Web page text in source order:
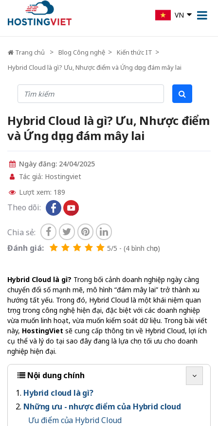
VN
Trang chủ Blog Công nghệ
Kiến thức IT
Hybrid Cloud là gì? Ưu, Nhược điểm và Ứng dụng đám mây lai
Hybrid Cloud là gì? Ưu, Nhược điểm
và Ứng dụng đám mây lai
Ngày đăng: 24/04/2025
Tác giả: Hostingviet
Lượt xem: 189
Theo dõi:
Chia sẻ:
Đánh giá:
5/5 - (4 bình chọn)
Hybrid Cloud là gì? Trong bối cảnh doanh nghiệp ngày càng
chuyển đổi số mạnh mẽ, mô hình “đám mây lai” trở thành xu
hướng tất yếu. Trong đó, Hybrid Cloud là một khái niệm quan
trọng trong công nghệ hiện đại, đặc biệt với các doanh nghiệp
vừa muốn linh hoạt, vừa muốn kiểm soát dữ liệu. Trong bài viết
này, HostingViet sẽ cung cấp thông tin về Hybrid Cloud, lợi ích
cụ thể và lý do tại sao đây đang là lựa chọn tối ưu cho doanh
nghiệp hiện đại.
Nội dung chính
Hybrid cloud là gì?
Những ưu - nhược điểm của Hybrid cloud
Ưu điểm của Hybrid Cloud